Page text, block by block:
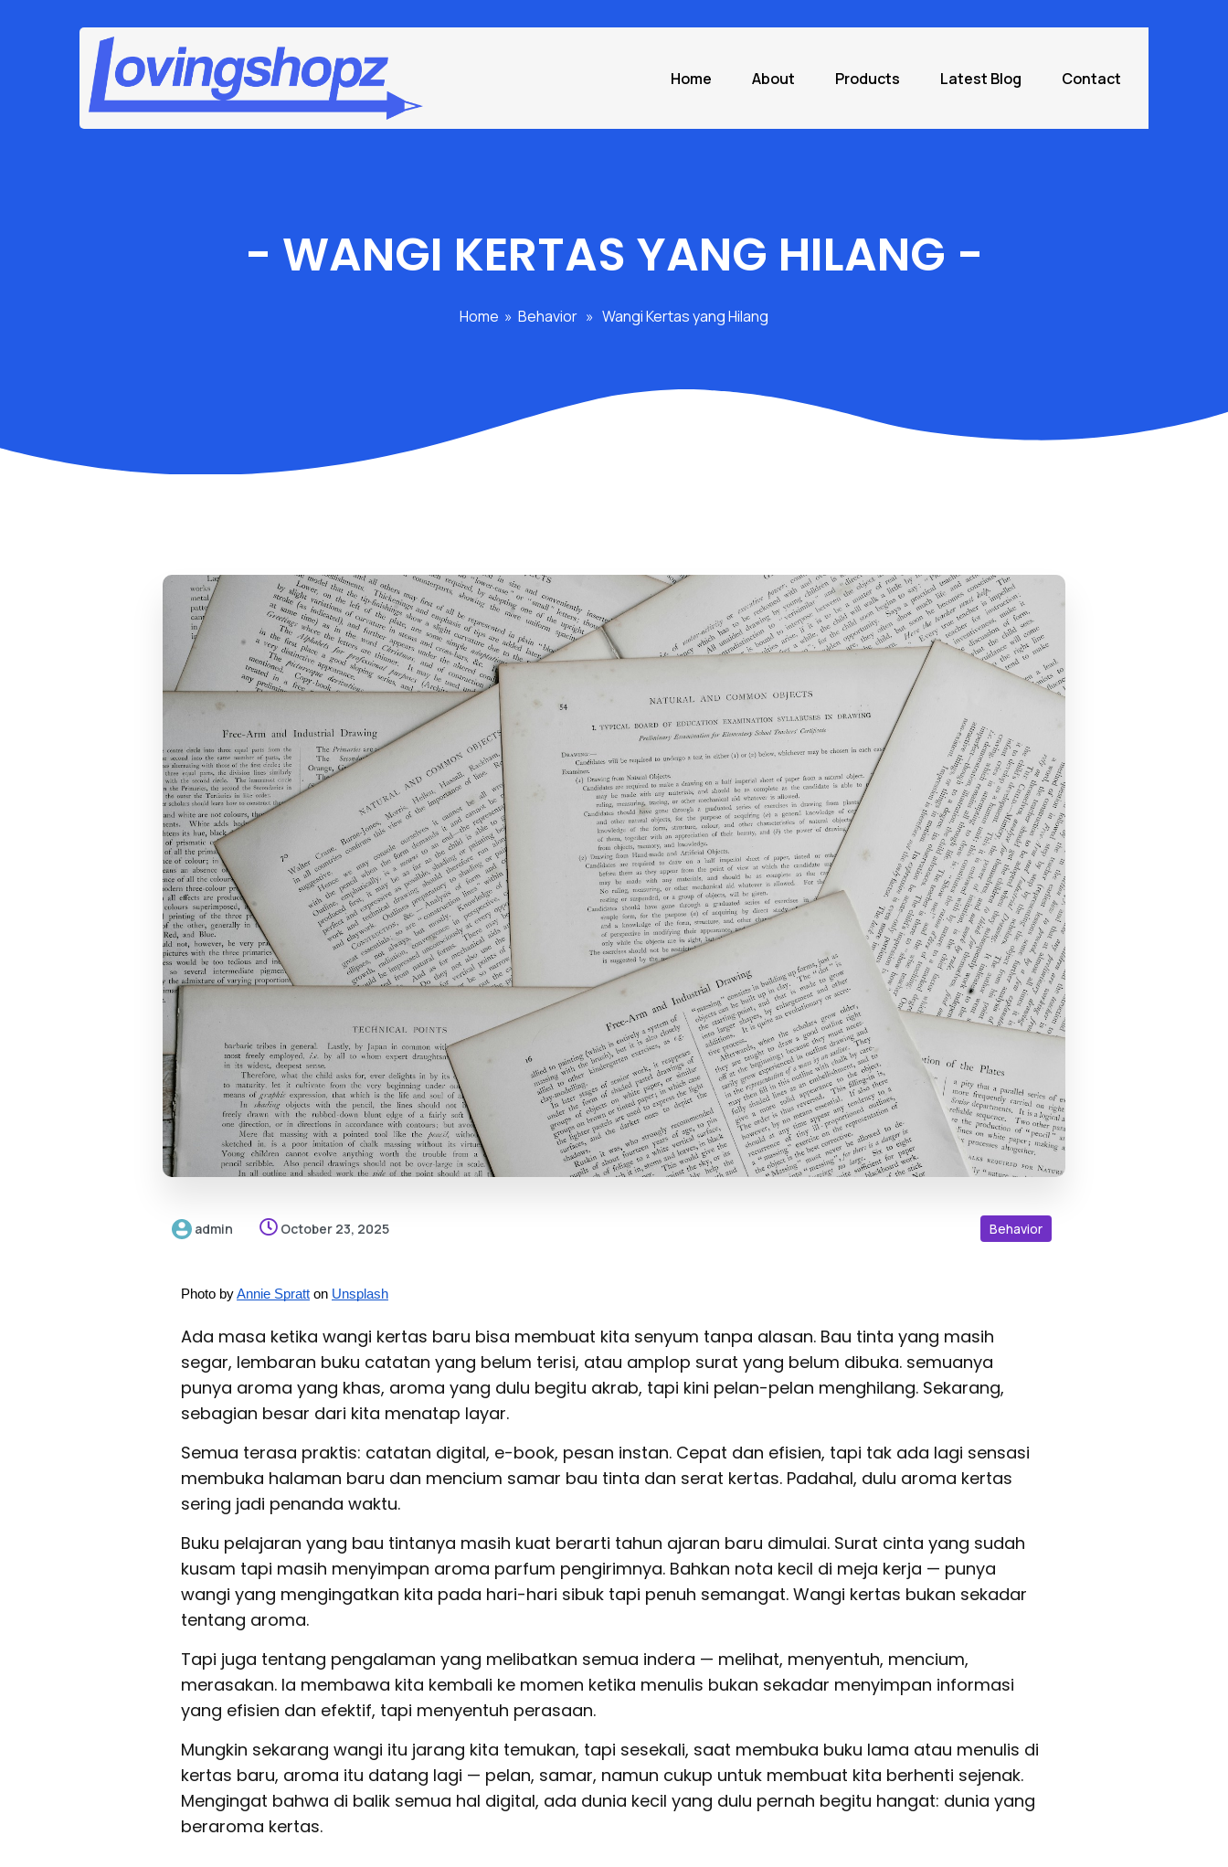
Home About Products Latest Blog Contact
- WANGI KERTAS YANG HILANG -
Home » Behavior » Wangi Kertas yang Hilang
admin October 23, 2025 Behavior
Photo byAnnie Spratt on Unsplash
Ada masa ketika wangi kertas baru bisa membuat kita senyum tanpa alasan. Bau tinta yang masih
segar, lembaran buku catatan yang belum terisi, atau amplop surat yang belum dibuka. semuanya
punya aroma yang khas, aroma yang dulu begitu akrab, tapi kini pelan-pelan menghilang. Sekarang,
sebagian besar dari kita menatap layar.
Semua terasa praktis: catatan digital, e-book, pesan instan. Cepat dan efisien, tapi tak ada lagi sensasi
membuka halaman baru dan mencium samar bau tinta dan serat kertas. Padahal, dulu aroma kertas
sering jadi penanda waktu.
Buku pelajaran yang bau tintanya masih kuat berarti tahun ajaran baru dimulai. Surat cinta yang sudah
kusam tapi masih menyimpan aroma parfum pengirimnya. Bahkan nota kecil di meja kerja — punya
wangi yang mengingatkan kita pada hari-hari sibuk tapi penuh semangat. Wangi kertas bukan sekadar
tentang aroma.
Tapi juga tentang pengalaman yang melibatkan semua indera — melihat, menyentuh, mencium,
merasakan. Ia membawa kita kembali ke momen ketika menulis bukan sekadar menyimpan informasi
yang efisien dan efektif, tapi menyentuh perasaan.
Mungkin sekarang wangi itu jarang kita temukan, tapi sesekali, saat membuka buku lama atau menulis di
kertas baru, aroma itu datang lagi — pelan, samar, namun cukup untuk membuat kita berhenti sejenak.
Mengingat bahwa di balik semua hal digital, ada dunia kecil yang dulu pernah begitu hangat: dunia yang
beraroma kertas.